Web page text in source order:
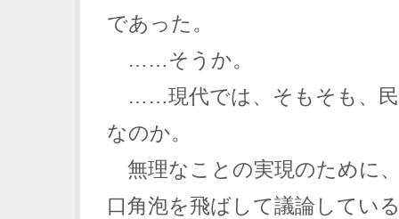
であった。
……そうか。
……現代では、そもそも、民
なのか。
無理なことの実現のために
口角泡を飛ばして議論してい